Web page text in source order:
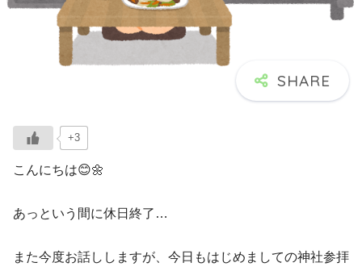
+3
こんにちは😊🌼
あっという間に休日終了…
また今度お話ししますが、今日もはじめましての神社参拝